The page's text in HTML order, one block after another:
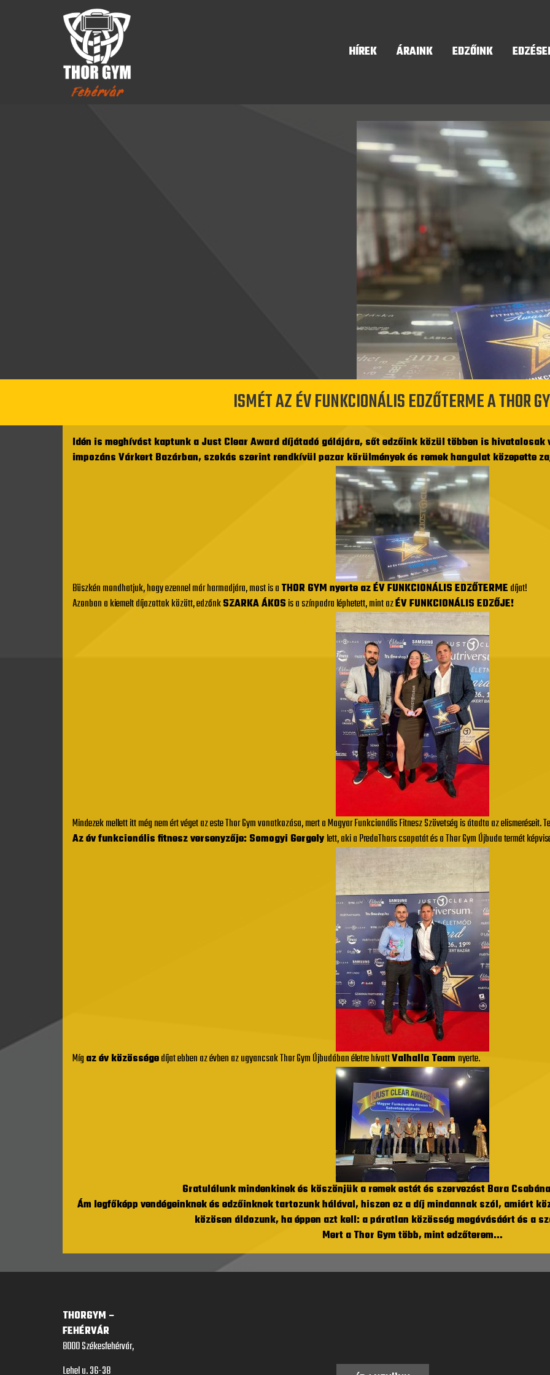
HÍREK ÁRAINK EDZŐINK
ISMÉT AZ ÉV FUNKCIONÁLIS EDZŐTERME A THOR
Idén is meghívást kaptunk a Just Clear Award díjátadó gálájára, sőt edzőink közül többen is hivatalosak
impozáns Várkert Bazárban, szokás szerint rendkívül pazar körülmények és remek hangulat közepette
Büszkén mondhatjuk, hogy ezennel már harmadjára, most is aTHOR GYM nyerte az ÉV FUNKCIONÁLIS EDZŐTERMEdíjat!
Azonban a kiemelt díjazottak között, edzőnkSZARKA ÁKOSis a színpadra léphetett, mint azÉV FUNKCIONÁLIS EDZŐJE!
Mindezek mellett itt még nem ért véget az este Thor Gym vonatkozása, mert a Magyar Funkcionális Fitnesz Szövetség is átadta az elismeréseit.
Az év funkcionális fitnesz versenyzője: Somogyi Gergelylett, aki a PredaThors csapatát és a Thor Gym Újbuda termét
Mígaz év közösségedíjat ebben az évben az ugyancsak Thor Gym Újbudában életre hívottValhalla Team nyerte.
Gratulálunk mindenkinek és köszönjük a remek estét és szervezést Bara
Ám legfőképp vendégeinknek és edzőinknek tartozunk hálával, hiszen ez a díj mindannak szól, amiért
közösen áldozunk, ha éppen azt kell: a páratlan közösség megóvásáért és a
Mert a Thor Gym több, mint edzőterem…
THORGYM –
FEHÉRVÁR
8000 Székesfehérvár,
Lehel u. 36-38